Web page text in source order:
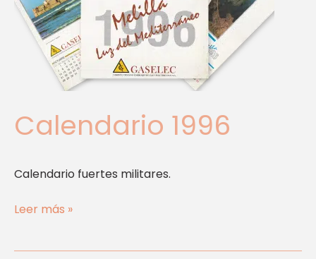
Calendario 1996
Calendario fuertes militares.
Leer más »